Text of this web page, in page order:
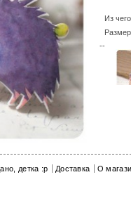
Из
--
детка :p Доставка О